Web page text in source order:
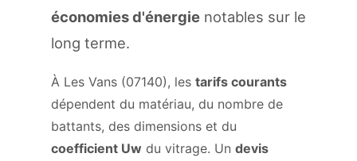
économies d'énergie notables sur le
long terme.
À Les Vans (07140), les tarifs courants
dépendent du matériau, du nombre de
battants, des dimensions et du
coefficient Uw du vitrage. Un devis